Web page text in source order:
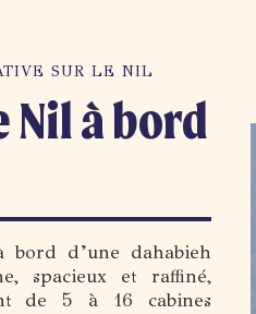
SUR LE NIL
Nil à bord
bord d’une dahabieh
spacieux et raffiné,
de 5 à 16 cabines